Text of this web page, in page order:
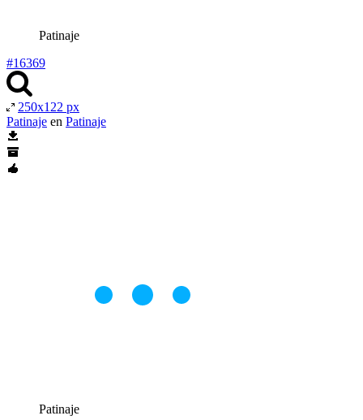
Patinaje
#16369
250x122 px
Patinaje en Patinaje
Patinaje